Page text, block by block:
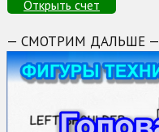
Открыть счет
— СМОТРИМ ДАЛЬШЕ —